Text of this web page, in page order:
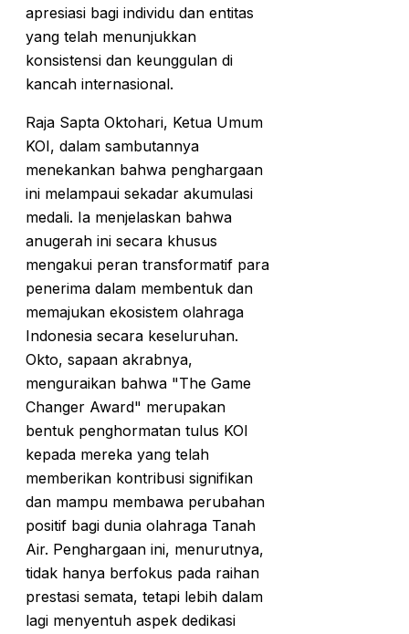
apresiasi bagi individu dan entitas
yang telah menunjukkan
konsistensi dan keunggulan di
kancah internasional.
Raja Sapta Oktohari, Ketua Umum
KOI, dalam sambutannya
menekankan bahwa penghargaan
ini melampaui sekadar akumulasi
medali. Ia menjelaskan bahwa
anugerah ini secara khusus
mengakui peran transformatif para
penerima dalam membentuk dan
memajukan ekosistem olahraga
Indonesia secara keseluruhan.
Okto, sapaan akrabnya,
menguraikan bahwa "The Game
Changer Award" merupakan
bentuk penghormatan tulus KOI
kepada mereka yang telah
memberikan kontribusi signifikan
dan mampu membawa perubahan
positif bagi dunia olahraga Tanah
Air. Penghargaan ini, menurutnya,
tidak hanya berfokus pada raihan
prestasi semata, tetapi lebih dalam
lagi menyentuh aspek dedikasi